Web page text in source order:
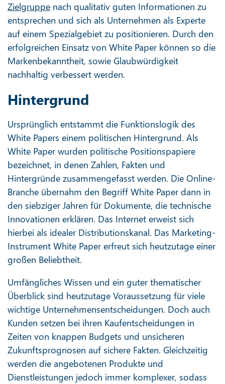
Zielgruppe nach qualitativ guten Informationen zu
entsprechen und sich als Unternehmen als Experte
auf einem Spezialgebiet zu positionieren. Durch den
erfolgreichen Einsatz von White Paper können so die
Markenbekanntheit, sowie Glaubwürdigkeit
nachhaltig verbessert werden.
Hintergrund
Ursprünglich entstammt die Funktionslogik des
White Papers einem politischen Hintergrund. Als
White Paper wurden politische Positionspapiere
bezeichnet, in denen Zahlen, Fakten und
Hintergründe zusammengefasst werden. Die Online-
Branche übernahm den Begriff White Paper dann in
den siebziger Jahren für Dokumente, die technische
Innovationen erklären. Das Internet erweist sich
hierbei als idealer Distributionskanal. Das Marketing-
Instrument White Paper erfreut sich heutzutage einer
großen Beliebtheit.
Umfängliches Wissen und ein guter thematischer
Überblick sind heutzutage Voraussetzung für viele
wichtige Unternehmensentscheidungen. Doch auch
Kunden setzen bei ihren Kaufentscheidungen in
Zeiten von knappen Budgets und unsicheren
Zukunftsprognosen auf sichere Fakten. Gleichzeitig
werden die angebotenen Produkte und
Dienstleistungen jedoch immer komplexer, sodass